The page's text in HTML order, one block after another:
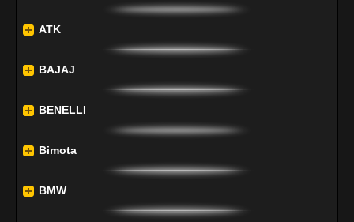
ATK
BAJAJ
BENELLI
Bimota
BMW